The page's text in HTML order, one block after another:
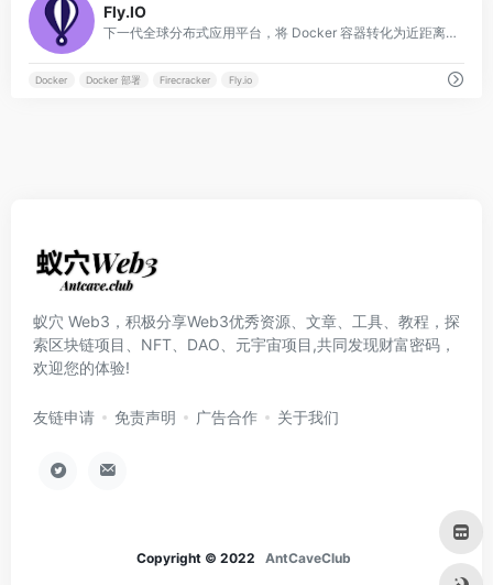
Fly.IO
下一代全球分布式应用平台，将 Docker 容器转化为近距离连接用户的边缘微虚拟机（MicroVMs）。
Docker Docker 部署 Firecracker Fly.io
蚁穴 Web3，积极分享Web3优秀资源、文章、工具、教程，探
索区块链项目、NFT、DAO、元宇宙项目,共同发现财富密码，
欢迎您的体验!
友链申请 免责声明 广告合作 关于我们
Copyright © 2022 AntCaveClub